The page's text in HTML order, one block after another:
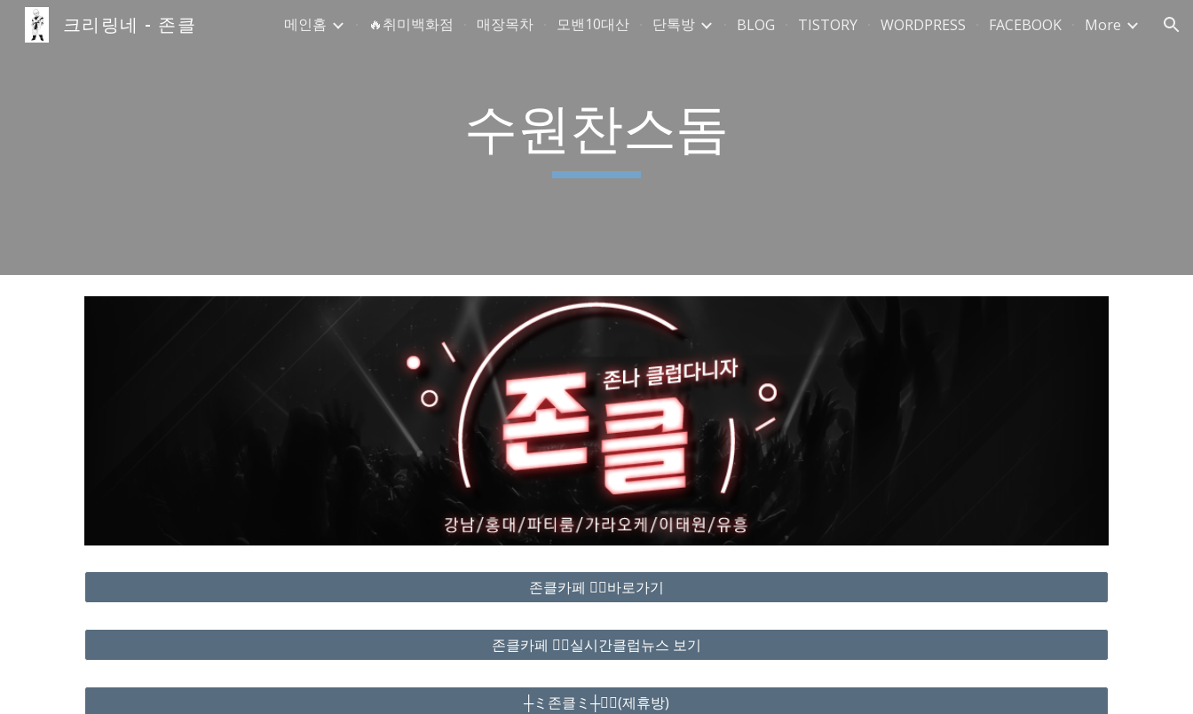
Skip to main content Skip to navigation
크리링네 - 존클 메인홈 🔥취미백화점 매장목차 모밴10대산 단톡방 BLOG TISTORY WORDPRESS FACEBOOK More
수원찬스돔
존클카페 ❤️‍🔥바로가기
존클카페 ❤️‍🔥실시간클럽뉴스 보기
┼ミ존클ミ┼❤️‍🔥(제휴방)